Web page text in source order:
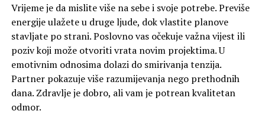
Vrijeme je da mislite više na sebe i svoje potrebe. Previše
energije ulažete u druge ljude, dok vlastite planove
stavljate po strani. Poslovno vas očekuje važna vijest ili
poziv koji može otvoriti vrata novim projektima. U
emotivnim odnosima dolazi do smirivanja tenzija.
Partner pokazuje više razumijevanja nego prethodnih
dana. Zdravlje je dobro, ali vam je potrean kvalitetan
odmor.